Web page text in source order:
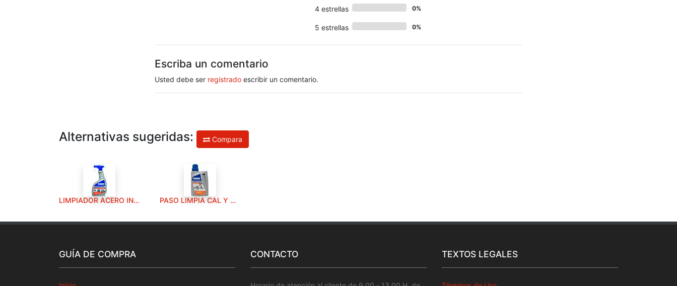
4 estrellas 0%
5 estrellas 0%
Escriba un comentario
Usted debe ser registrado escribir un comentario.
Alternativas sugeridas: Compara
LIMPIADOR ACERO INOX PISTOLA 500ML PASO LIMPIA CAL Y OXIDO 500ML
GUÍA DE COMPRA CONTACTO TEXTOS LEGALES